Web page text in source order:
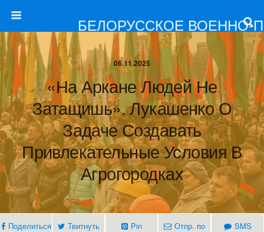
БЕЛОРУССКОЕ ВОЕННО-
06.11.2025
«На Аркане Людей Не
Затащишь». Лукашенко О
Задаче Создавать
Привлекательные Условия В
Агрогородках
Поделиться Твитнуть Pin
Отпр. по
SMS